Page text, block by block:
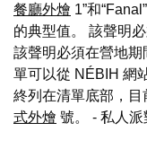
餐廳外燴 1”和
的典型值。 該聲明
該聲明必須在營地
單可以從 NÉBIH 網
終列在清單底部，目
式外燴 號。 - 私人派